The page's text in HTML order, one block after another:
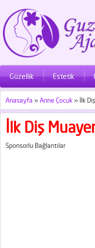
Güzellik Estetik
Anasayfa »Anne Çocuk » İlk
İlk Diş
Sponsorlu Bağlantılar